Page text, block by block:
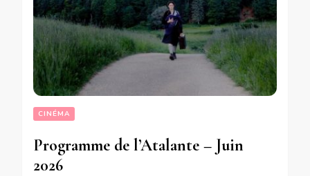
CINÉMA
Programme de l’Atalante – Juin
2026